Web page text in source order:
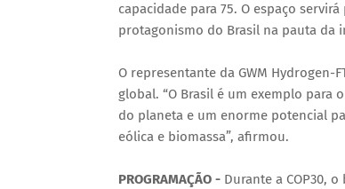
capacidade para 75. O espaço
protagonismo do Brasil na pauta da
O representante da GWM Hydrogen-
global. “O Brasil é um exemplo para
do planeta e um enorme potencial
eólica e biomassa”, afirmou.
PROGRAMAÇÃO - Durante a COP30,